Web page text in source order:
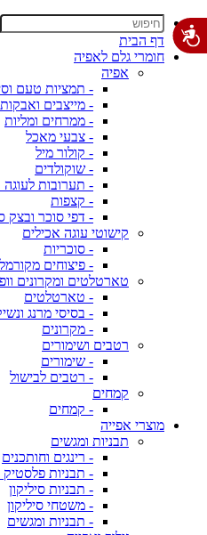
דף הבית
חומרי גלם לאפיה
אפיה
- תמציות טעם
- מייצבים ואבקות
- ממרחים ומליות
- צבעי מאכל
- קולור מיל
- שוקולדים
- תערובות לעוגה
- קצפות
- דפי סוכר ובצק
קישוטי עוגה אכילים
- סוכריות
- פיצוחים
טארטלטים ומקרונים
- טארטלטים
- בסיסי מרנג
- מקרונים
רטבים ושימורים
- שימורים
- רטבים לבישול
קמחים
- קמחים
מוצרי אפייה
תבניות ומגשים
- רינגים וחותכנים
- תבניות פלסטיק
- תבניות סיליקון
- משטחי סיליקון
- תבניות ומגשים